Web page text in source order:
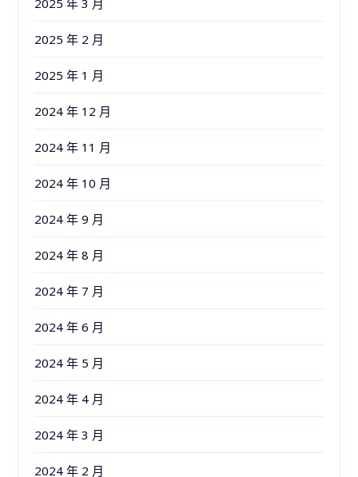
2025 年 3 月
2025 年 2 月
2025 年 1 月
2024 年 12 月
2024 年 11 月
2024 年 10 月
2024 年 9 月
2024 年 8 月
2024 年 7 月
2024 年 6 月
2024 年 5 月
2024 年 4 月
2024 年 3 月
2024 年 2 月